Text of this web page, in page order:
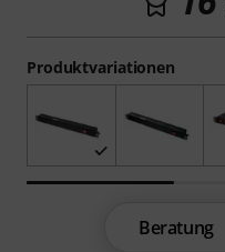
Produktvariationen
Beratung